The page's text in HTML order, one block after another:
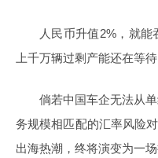
人民币升值2%，就
上千万辆过剩产能还在等
倘若中国车企无法从
务规模相匹配的汇率风险
出海热潮，终将演变为一